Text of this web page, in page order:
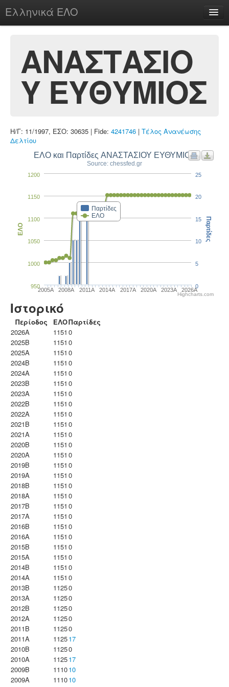
Ελληνικά ΕΛΟ
chesstu.be @ discord
ΑΝΑΣΤΑΣΙΟ
Υ ΕΥΘΥΜΙΟΣ
Η/Γ: 11/1997, ΕΣΟ: 30635 | Fide: 4241746 | Τέλος Ανανέωσης
Δελτίου
ΕΛΟ και Παρτίδες ΑΝΑΣΤΑΣΙΟΥ ΕΥΘΥΜΙΟΣ
Source: chessfed.gr
Παρτίδες
ΕΛΟ
2005A 2008A 2011A 2014A 2017A 2020A 2023Α 2026A
950
1000
1050
1100
1150
1200
ΕΛΟ
0
5
10
15
20
25
Παρτίδες
Highcharts.com
Ιστορικό
Περίοδος ΕΛΟΠαρτίδες
2026A
1151 0
2025B
1151 0
2025A
1151 0
2024B
1151 0
2024A
1151 0
2023B
1151 0
2023Α
1151 0
2022B
1151 0
2022A
1151 0
2021B
1151 0
2021A
1151 0
2020B
1151 0
2020A
1151 0
2019B
1151 0
2019A
1151 0
2018B
1151 0
2018A
1151 0
2017B
1151 0
2017A
1151 0
2016B
1151 0
2016A
1151 0
2015B
1151 0
2015A
1151 0
2014B
1151 0
2014A
1151 0
2013B
11250
2013A
11250
2012B
11250
2012A
11250
2011B
11250
2011A
112517
2010B
11250
2010A
112517
2009B
111010
2009A
111010